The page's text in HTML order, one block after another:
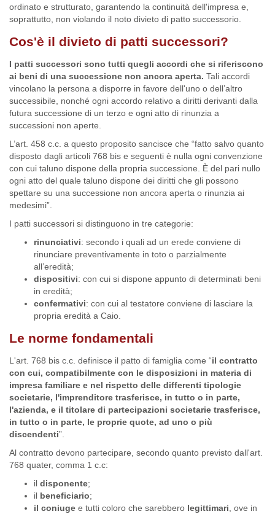
ordinato e strutturato, garantendo la continuità dell'impresa e,
soprattutto, non violando il noto divieto di patto successorio.
Cos'è il divieto di patti successori?
I patti successori sono tutti quegli accordi che si riferiscono
ai beni di una successione non ancora aperta. Tali accordi
vincolano la persona a disporre in favore dell'uno o dell’altro
successibile, nonché ogni accordo relativo a diritti derivanti dalla
futura successione di un terzo e ogni atto di rinunzia a
successioni non aperte.
L’art. 458 c.c. a questo proposito sancisce che “fatto salvo quanto
disposto dagli articoli 768 bis e seguenti è nulla ogni convenzione
con cui taluno dispone della propria successione. È del pari nullo
ogni atto del quale taluno dispone dei diritti che gli possono
spettare su una successione non ancora aperta o rinunzia ai
medesimi”.
I patti successori si distinguono in tre categorie:
rinunciativi: secondo i quali ad un erede conviene di
rinunciare preventivamente in toto o parzialmente
all’eredità;
dispositivi: con cui si dispone appunto di determinati beni
in eredità;
confermativi: con cui al testatore conviene di lasciare la
propria eredità a Caio.
Le norme fondamentali
L'art. 768 bis c.c. definisce il patto di famiglia come “il contratto
con cui, compatibilmente con le disposizioni in materia di
impresa familiare e nel rispetto delle differenti tipologie
societarie, l'imprenditore trasferisce, in tutto o in parte,
l'azienda, e il titolare di partecipazioni societarie trasferisce,
in tutto o in parte, le proprie quote, ad uno o più
discendenti”.
Al contratto devono partecipare, secondo quanto previsto dall'art.
768 quater, comma 1 c.c:
il disponente;
il beneficiario;
il coniuge e tutti coloro che sarebbero legittimari , ove in